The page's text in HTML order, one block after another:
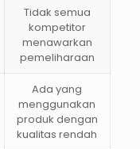
Tidak semua
kompetitor
menawarkan
pemeliharaan
Ada yang
menggunakan
produk dengan
kualitas rendah